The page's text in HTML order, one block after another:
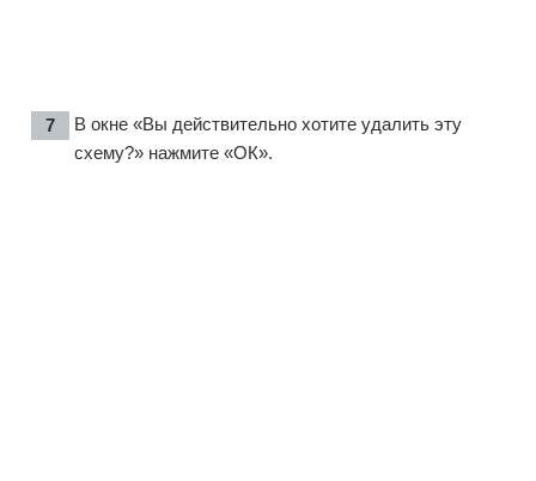
В окне «Вы действительно хотите удалить эту
схему?» нажмите «ОК».